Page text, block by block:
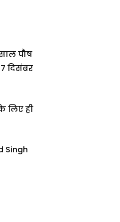
पौष
दिसंबर
लिए ही
Singh